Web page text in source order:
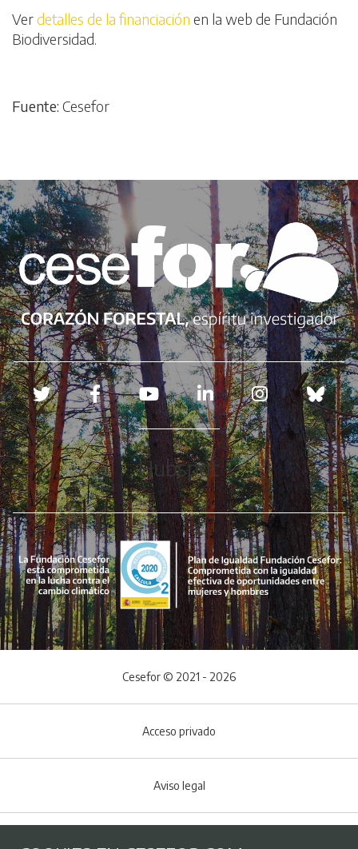
Verdetalles de la financiación en la web de Fundación
Biodiversidad.
Fuente: Cesefor
Redes sociales
Hubspot
Cesefor © 2021 - 2026
Acceso privado
Aviso legal